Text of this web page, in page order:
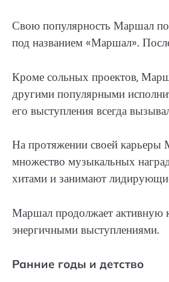
Свою популярность Маршал
под названием «Маршал».
Кроме сольных проектов,
другими популярными
его выступления всегда
На протяжении своей карьеры
множество музыкальных
хитами и занимают
Маршал продолжает активную
энергичными выступлениями.
Ранние годы и детство